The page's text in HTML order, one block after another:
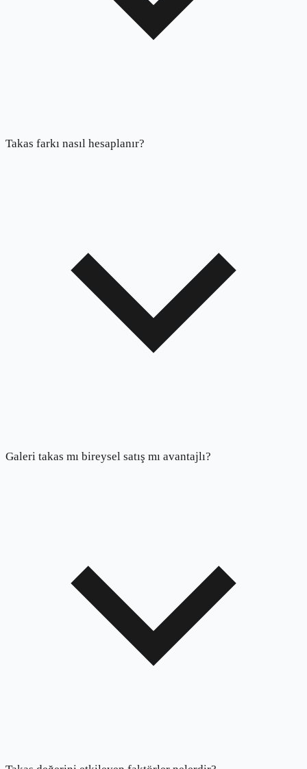
Takas farkı nasıl hesaplanır?
Galeri takas mı bireysel satış mı avantajlı?